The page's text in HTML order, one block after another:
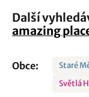
Další
amazing
Obce: Staré
Světlá